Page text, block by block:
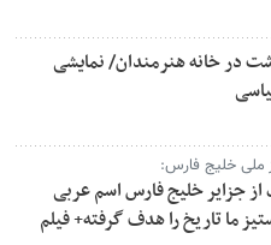
در خانه هنرمندان/ نمایشی
جزایر خلیج فارس اسم عربی
ما تاریخ را هدف گرفته+ فیلم